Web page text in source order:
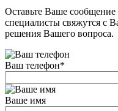
Оставьте Ваше
специалисты свяжутся с
решения Вашего вопроса.
Ваш телефон*
Ваше имя